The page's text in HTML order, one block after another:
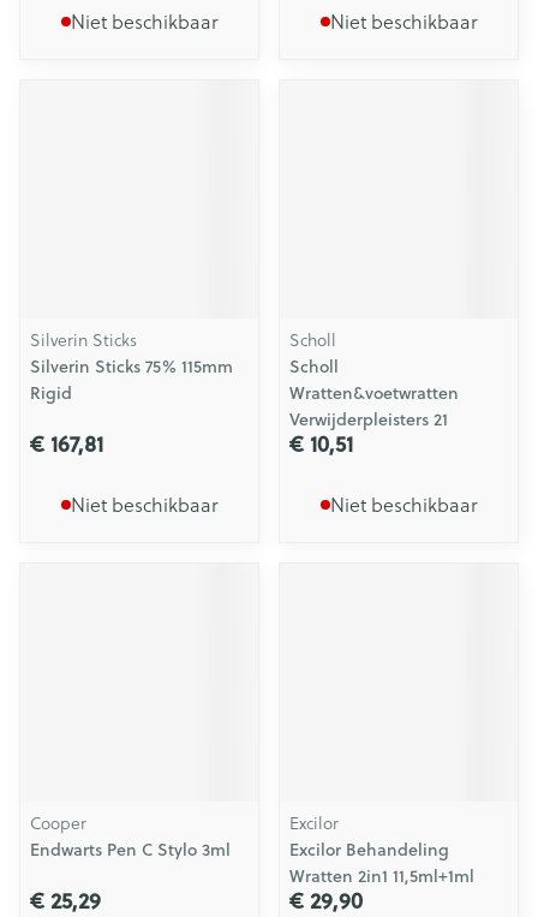
Niet beschikbaar Niet beschikbaar
Silverin Sticks
Silverin Sticks 75% 115mm
Rigid
€ 167,81
Niet beschikbaar
Scholl
Scholl
Wratten&voetwratten
Verwijderpleisters 21
€ 10,51
Niet beschikbaar
Cooper
Endwarts Pen C Stylo 3ml
€ 25,29
Excilor
Excilor Behandeling
Wratten 2in1 11,5ml+1ml
€ 29,90